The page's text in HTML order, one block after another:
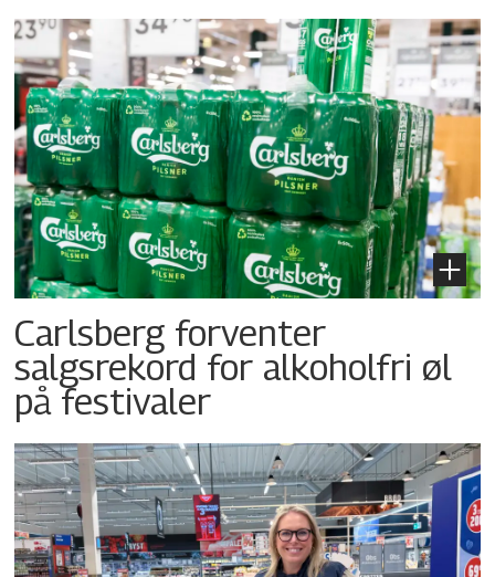
Carlsberg forventer
salgsrekord for alkoholfri øl
på festivaler